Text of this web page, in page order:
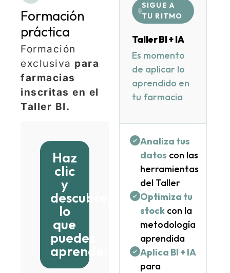
Formación
práctica
Formación
exclusiva para
farmacias
inscritas en el
Taller BI.
Haz
clic
y
descubre
lo
que
puedes
aprender
SIGUE A
TU RITMO
Taller BI + IA
Es momento
de aplicar lo
aprendido en
tu farmacia
Analiza tus
datos con las
herramientas
del Taller
Optimiza tu
stockcon la
metodología
aprendida
Aplica BI + IA
para